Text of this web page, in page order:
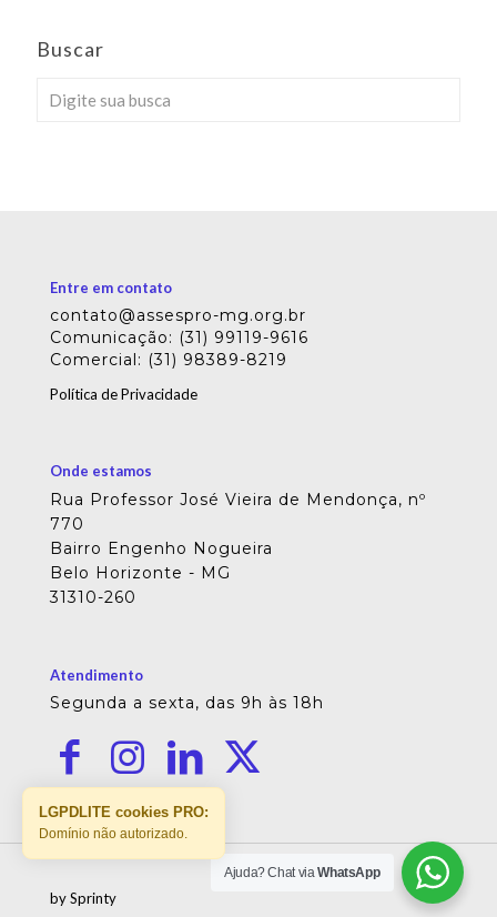
Buscar
Entre em contato
contato@assespro-mg.org.br
Comunicação: (31) 99119-9616
Comercial: (31) 98389-8219
Política de Privacidade
Onde estamos
Rua Professor José Vieira de Mendonça, nº
770
Bairro Engenho Nogueira
Belo Horizonte - MG
31310-260
Atendimento
Segunda a sexta, das 9h às 18h
by Sprinty
Ajuda? Chat viaWhatsApp
LGPDLITE cookies PRO:
Domínio não autorizado.